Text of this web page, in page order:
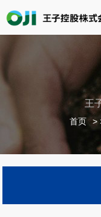
王
首页